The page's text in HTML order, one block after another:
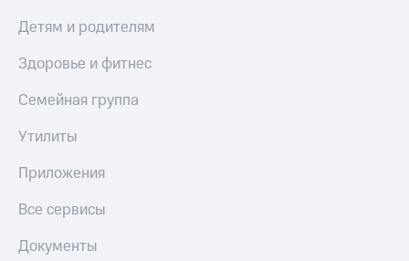
Детям и родителям
Здоровье и фитнес
Семейная группа
Утилиты
Приложения
Все сервисы
Документы